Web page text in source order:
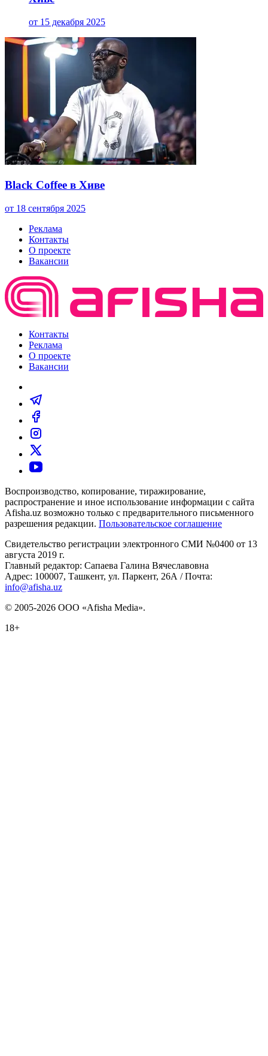
от 15 декабря 2025
Black Coffee в Хиве
от 18 сентября 2025
Реклама
Контакты
О проекте
Вакансии
Контакты
Реклама
О проекте
Вакансии
Воспроизводство, копирование, тиражирование,
распространение и иное использование информации с сайта
Afisha.uz возможно только с предварительного письменного
разрешения редакции. Пользовательское соглашение
Свидетельство регистрации электронного СМИ №0400 от 13
августа 2019 г.
Главный редактор: Сапаева Галина Вячеславовна
Адрес: 100007, Ташкент, ул. Паркент, 26А / Почта:
info@afisha.uz
© 2005-2026 ООО «Afisha Media».
18+